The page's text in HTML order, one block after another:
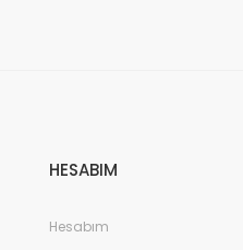
HESABIM
Hesabım